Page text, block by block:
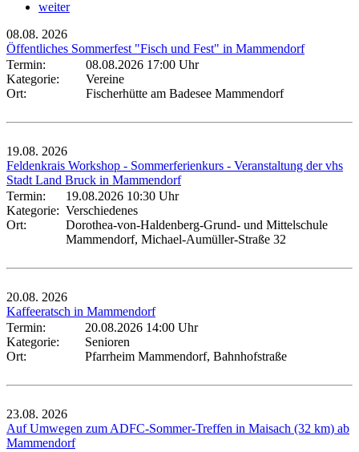
weiter
08.08. 2026
Öffentliches Sommerfest "Fisch und Fest" in Mammendorf
Termin:
08.08.2026 17:00 Uhr
Kategorie:
Vereine
Ort:
Fischerhütte am Badesee Mammendorf
19.08. 2026
Feldenkrais Workshop - Sommerferienkurs - Veranstaltung der vhs
Stadt Land Bruck in Mammendorf
Termin:
19.08.2026 10:30 Uhr
Kategorie: Verschiedenes
Ort:
Dorothea-von-Haldenberg-Grund- und Mittelschule
Mammendorf, Michael-Aumüller-Straße 32
20.08. 2026
Kaffeeratsch in Mammendorf
Termin:
20.08.2026 14:00 Uhr
Kategorie:
Senioren
Ort:
Pfarrheim Mammendorf, Bahnhofstraße
23.08. 2026
Auf Umwegen zum ADFC-Sommer-Treffen in Maisach (32 km) ab
Mammendorf